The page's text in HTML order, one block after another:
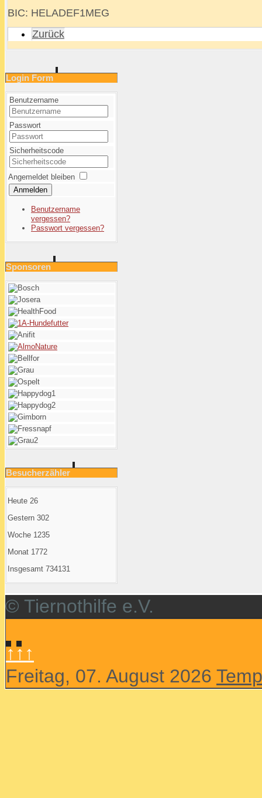
BIC: HELADEF1MEG
Zurück
Login Form
Benutzername
Passwort
Sicherheitscode
Angemeldet bleiben
Anmelden
Benutzername
vergessen?
Passwort vergessen?
Sponsoren
Besucherzähler
Heute 26
Gestern 302
Woche 1235
Monat 1772
Insgesamt 734131
© Tiernothilfe e.V.
↑↑↑
Freitag, 07. August 2026